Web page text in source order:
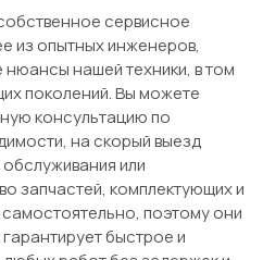
сервисное
из опытных инженеров,
нашей техники, в том
поколений. Вы можете
консультацию по
на скорый выезд
или
запчастей, комплектующих и
поэтому они
быстрое и